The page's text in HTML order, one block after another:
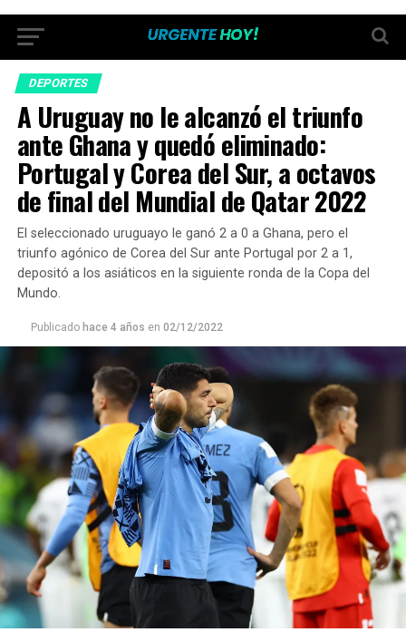
DEPORTES
A Uruguay no le alcanzó el triunfo
ante Ghana y quedó eliminado:
Portugal y Corea del Sur, a octavos
de final del Mundial de Qatar 2022
El seleccionado uruguayo le ganó 2 a 0 a Ghana, pero el
triunfo agónico de Corea del Sur ante Portugal por 2 a 1,
depositó a los asiáticos en la siguiente ronda de la Copa del
Mundo.
Publicado hace 4 años en 02/12/2022